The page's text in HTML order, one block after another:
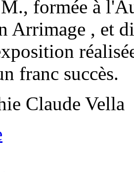
formée à
Arrimage , et
franc succès.
Claude Vella